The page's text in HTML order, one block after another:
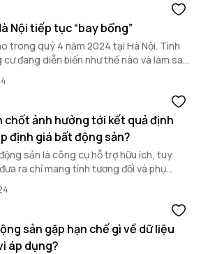
Nội tiếp tục “bay bổng”
trong quý 4 năm 2024 tại Hà Nội. Tình
đang diễn biến như thế nào và làm sao
ảnh hưởng tới kết quả định
định giá bất động sản?
sản là công cụ hỗ trợ hữu ích, tuy
ra chỉ mang tính tương đối và phụ
tố tự nhiên.
sản gặp hạn chế gì về dữ liệu
áp dụng?